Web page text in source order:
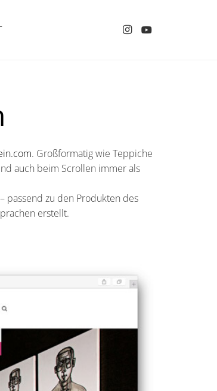
. Großformatig wie Teppiche
auch beim Scrollen immer als
passend zu den Produkten des
erstellt.